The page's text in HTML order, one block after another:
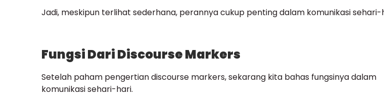
Jadi, meskipun terlihat sederhana, perannya cukup penting dalam komunikasi sehari-
Fungsi Dari Discourse Markers
Setelah paham pengertian discourse markers, sekarang kita bahas fungsinya dalam
komunikasi sehari-hari.